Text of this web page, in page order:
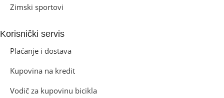
Zimski sportovi
Korisnički servis
Plaćanje i dostava
Kupovina na kredit
Vodič za kupovinu bicikla